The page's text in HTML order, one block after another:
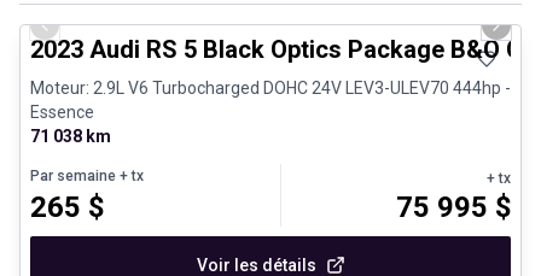
Previous slide Next
2023 Audi RS 5 Black Optics Package B&O
Moteur: 2.9L V6 Turbocharged DOHC 24V LEV3-ULEV70 444hp -
Essence
71 038 km
Par semaine + tx
265 $
+ tx
75 995 $
Voir les détails